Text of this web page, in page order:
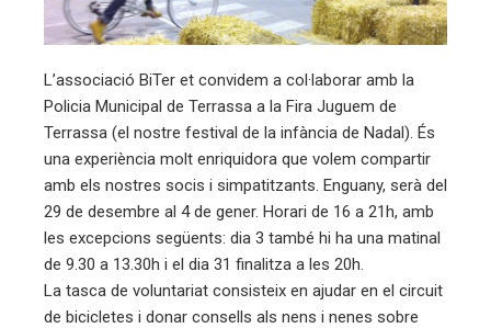
L’associació BiTer et convidem a col·laborar amb la
Policia Municipal de Terrassa a la Fira Juguem de
Terrassa (el nostre festival de la infància de Nadal). És
una experiència molt enriquidora que volem compartir
amb els nostres socis i simpatitzants. Enguany, serà del
29 de desembre al 4 de gener. Horari de 16 a 21h, amb
les excepcions següents: dia 3 també hi ha una matinal
de 9.30 a 13.30h i el dia 31 finalitza a les 20h.
La tasca de voluntariat consisteix en ajudar en el circuit
de bicicletes i donar consells als nens i nenes sobre